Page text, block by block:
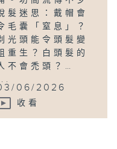
髮迷思：戴帽會
毛囊「窒息」？
光頭能令頭髮變
重生？白頭髮的
不會禿頭？…
06/2026
收看